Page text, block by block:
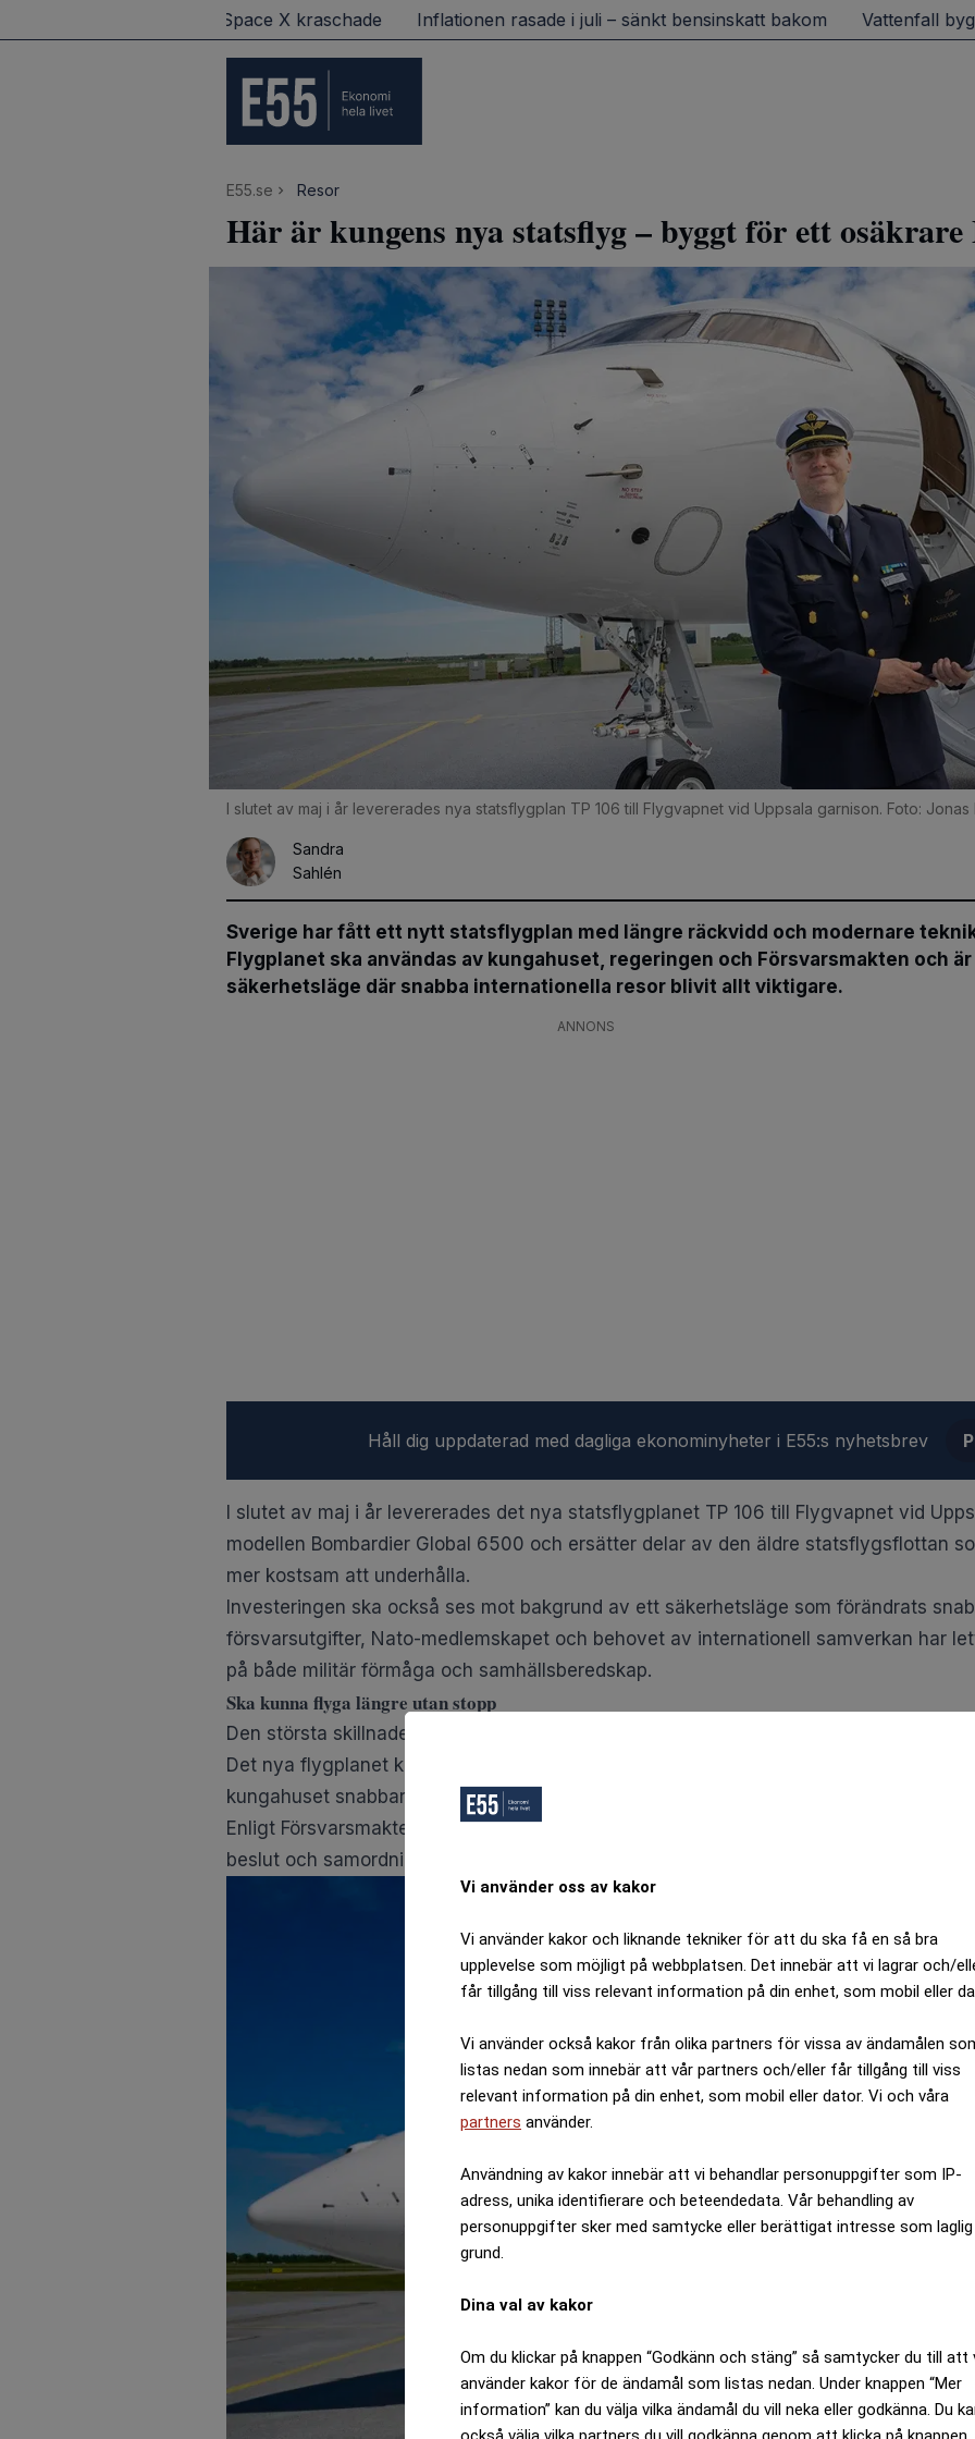
Vi använder oss av kakor
Vi använder kakor och liknande tekniker för att du ska få en så bra
upplevelse som möjligt på webbplatsen. Det innebär att vi lagrar och/
får tillgång till viss relevant information på din enhet, som mobil eller
Vi använder också kakor från olika partners för vissa av ändamålen
listas nedan som innebär att vår partners och/eller får tillgång till viss
relevant information på din enhet, som mobil eller dator. Vi och våra
partners använder.
Användning av kakor innebär att vi behandlar personuppgifter som IP-
adress, unika identifierare och beteendedata. Vår behandling av
personuppgifter sker med samtycke eller berättigat intresse som laglig
grund.
Dina val av kakor
Om du klickar på knappen “Godkänn och stäng” så samtycker du till att
använder kakor för de ändamål som listas nedan. Under knappen “Mer
information” kan du välja vilka ändamål du vill neka eller godkänna. Du
på Wall Street – Space X kraschade Inflationen rasade i juli – sänkt bensinskatt bakom Vattenfall bygger
E55.se Resor
Här är kungens nya statsflyg – byggt för ett
I slutet av maj i år levererades nya statsflygplan TP 106 till Flygvapnet vid Uppsala garnison. Foto:
Sandra
Sahlén
Sverige har fått ett nytt statsflygplan med längre räckvidd och modernare
Flygplanet ska användas av kungahuset, regeringen och Försvarsmakten och
säkerhetsläge där snabba internationella resor blivit allt viktigare.
ANNONS
Håll dig uppdaterad med dagliga ekonominyheter i E55:s nyhetsbrev
I slutet av maj i år levererades det nya statsflygplanet TP 106 till Flygvapnet vid
modellen Bombardier Global 6500 och ersätter delar av den äldre statsflygsflottan
mer kostsam att underhålla.
Investeringen ska också ses mot bakgrund av ett säkerhetsläge som förändrats
försvarsutgifter, Nato-medlemskapet och behovet av internationell samverkan har
på både militär förmåga och samhällsberedskap.
Ska kunna flyga längre utan stopp
Den största skillnaden jämfört med de äldre statsflygen är räckvidden.
Det nya flygplanet kan genomföra betydligt längre resor utan mellanlandning. Det
kungahuset snabbare kan ta sig till internationella möten och statsbesök, även
Enligt Försvarsmakten är flygplanet dessutom
utrustat med modern
beslut och samordning kan hanteras